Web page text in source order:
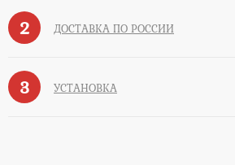
2 ДОСТАВКА ПО РОССИИ
3 УСТАНОВКА